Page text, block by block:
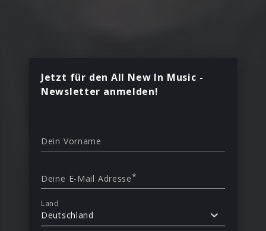
Jetzt für den All New In Music -
Newsletter anmelden!
Dein Vorname
Deine E-Mail Adresse*
Land
Deutschland